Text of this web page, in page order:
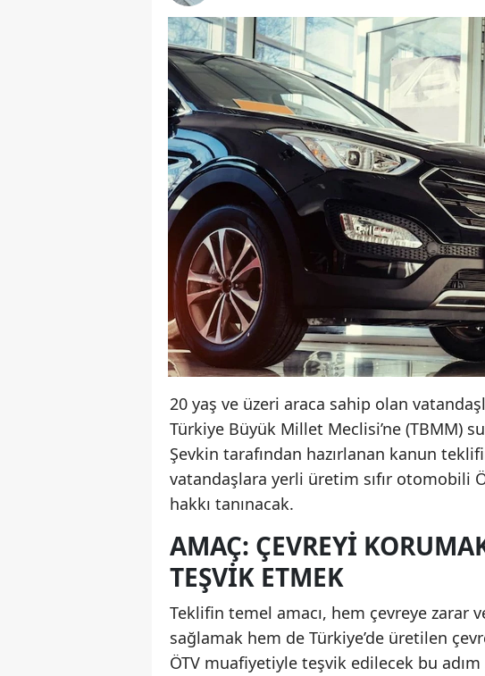
20 yaş ve üzeri araca sahip olan
Türkiye Büyük Millet Meclisi’ne (TBMM)
Şevkin tarafından hazırlanan kanun
vatandaşlara yerli üretim sıfır otomobili
hakkı tanınacak.
AMAÇ: ÇEVREYI
TEŞVIK ETMEK
Teklifin temel amacı, hem çevreye zarar
sağlamak hem de Türkiye’de üretilen
ÖTV muafiyetiyle teşvik edilecek bu